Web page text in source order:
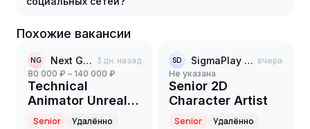
Похожие вакансии
NG Next Genium 3 дн. назад
80 000 ₽ – 140 000 ₽
Technical
Animator Unreal
Engine 5
Senior Удалённо
SD SigmaPlay Digital вчера
Не указана
Senior 2D
Character Artist
Senior Удалённо